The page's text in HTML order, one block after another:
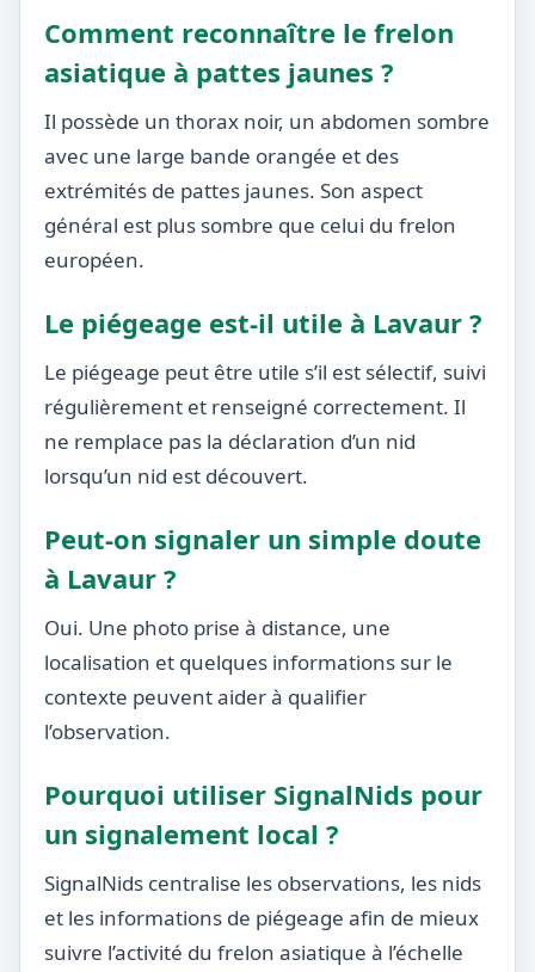
Comment reconnaître le frelon
asiatique à pattes jaunes ?
Il possède un thorax noir, un abdomen sombre
avec une large bande orangée et des
extrémités de pattes jaunes. Son aspect
général est plus sombre que celui du frelon
européen.
Le piégeage est-il utile à Lavaur ?
Le piégeage peut être utile s’il est sélectif, suivi
régulièrement et renseigné correctement. Il
ne remplace pas la déclaration d’un nid
lorsqu’un nid est découvert.
Peut-on signaler un simple doute
à Lavaur ?
Oui. Une photo prise à distance, une
localisation et quelques informations sur le
contexte peuvent aider à qualifier
l’observation.
Pourquoi utiliser SignalNids pour
un signalement local ?
SignalNids centralise les observations, les nids
et les informations de piégeage afin de mieux
suivre l’activité du frelon asiatique à l’échelle